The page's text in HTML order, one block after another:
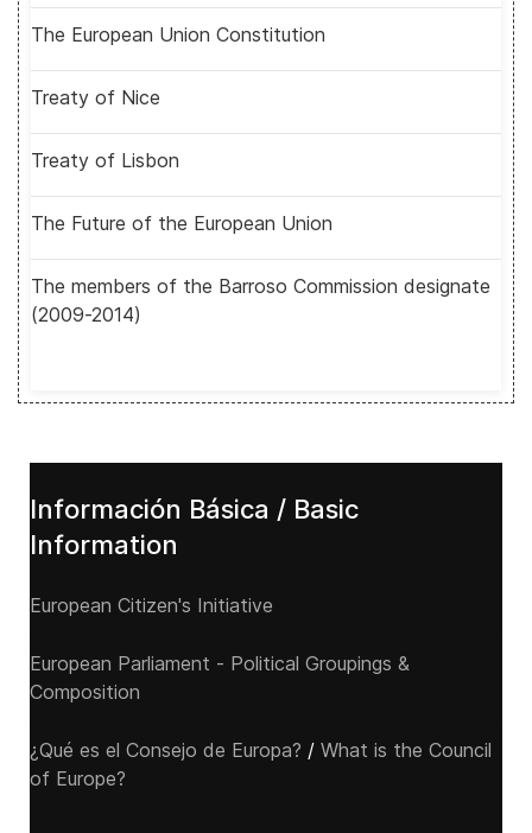
The European Union Constitution
Treaty of Nice
Treaty of Lisbon
The Future of the European Union
The members of the Barroso Commission designate
(2009-2014)
Información Básica / Basic
Information
European Citizen's Initiative
European Parliament - Political Groupings &
Composition
¿Qué es el Consejo de Europa? / What is the Council
of Europe?